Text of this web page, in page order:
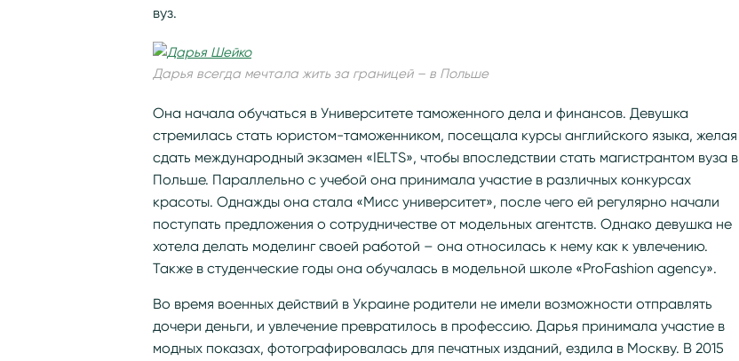
вуз.
Дарья всегда мечтала жить за границей – в Польше
Она начала обучаться в Университете таможенного дела и финансов. Девушка
стремилась стать юристом-таможенником, посещала курсы английского языка, желая
сдать международный экзамен «IELTS», чтобы впоследствии стать магистрантом вуза в
Польше. Параллельно с учебой она принимала участие в различных конкурсах
красоты. Однажды она стала «Мисс университет», после чего ей регулярно начали
поступать предложения о сотрудничестве от модельных агентств. Однако девушка не
хотела делать моделинг своей работой – она относилась к нему как к увлечению.
Также в студенческие годы она обучалась в модельной школе «ProFashion agency».
Во время военных действий в Украине родители не имели возможности отправлять
дочери деньги, и увлечение превратилось в профессию. Дарья принимала участие в
модных показах, фотографировалась для печатных изданий, ездила в Москву. В 2015